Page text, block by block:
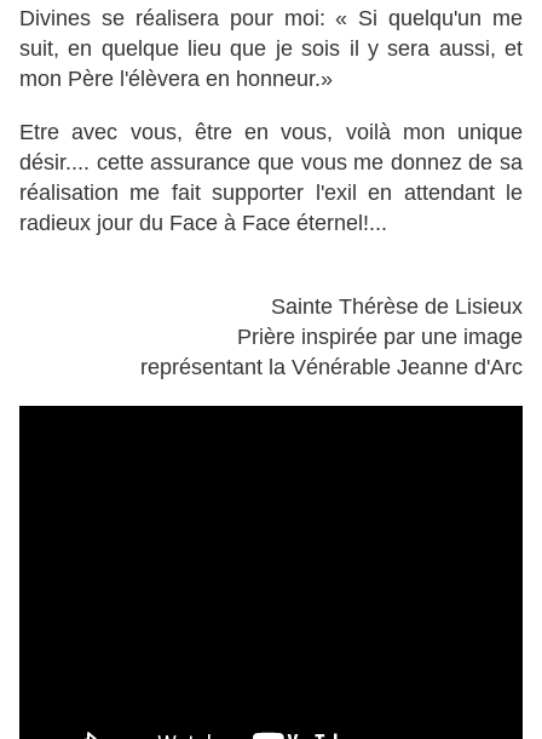
Divines se réalisera pour moi: « Si quelqu'un me
suit, en quelque lieu que je sois il y sera aussi, et
mon Père l'élèvera en honneur.»
Etre avec vous, être en vous, voilà mon unique
désir.... cette assurance que vous me donnez de sa
réalisation me fait supporter l'exil en attendant le
radieux jour du Face à Face éternel!...
Sainte Thérèse de Lisieux
Prière inspirée par une image
représentant la Vénérable Jeanne d'Arc